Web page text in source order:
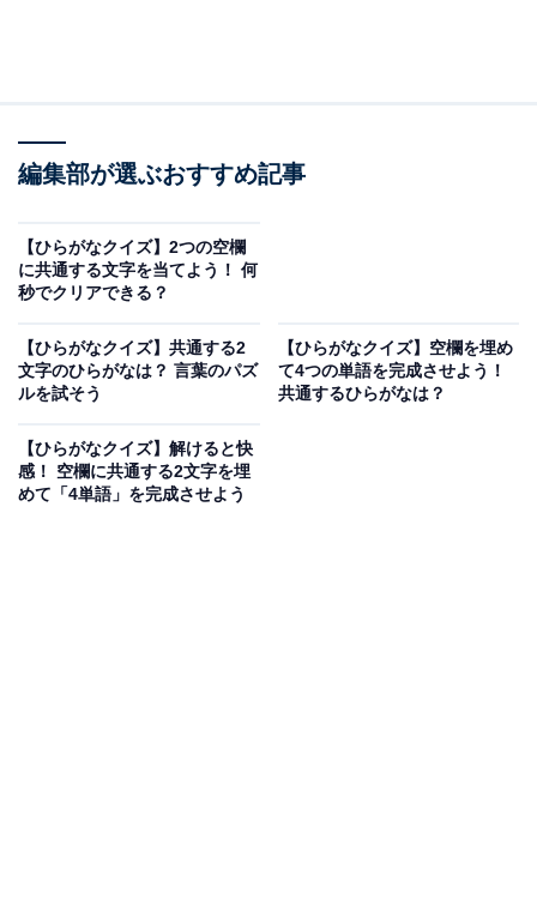
れ□□
ヒント：コンピューターなどの処理や日常生活において
分たっぷりの葉物野菜。そして、ぶつかってくる相手の
勢いを上手にはぐらかして拍子抜けさせる行為を思い浮
次ページ
編集部が選ぶおすすめ記事
【ひらがなクイズ】2つの空欄
に共通する文字を当てよう！ 何
秒でクリアできる？
【ひらがなクイズ】共通する2
文字のひらがなは？ 言葉のパズ
ルを試そう
【ひらがなクイズ】空欄を埋め
て4つの単語を完成させよう！
共通するひらがなは？
【ひらがなクイズ】解けると快
感！ 空欄に共通する2文字を埋
めて「4単語」を完成させよう